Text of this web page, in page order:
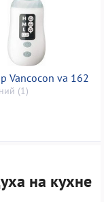
Vancocon va 162
(1)
на кухне